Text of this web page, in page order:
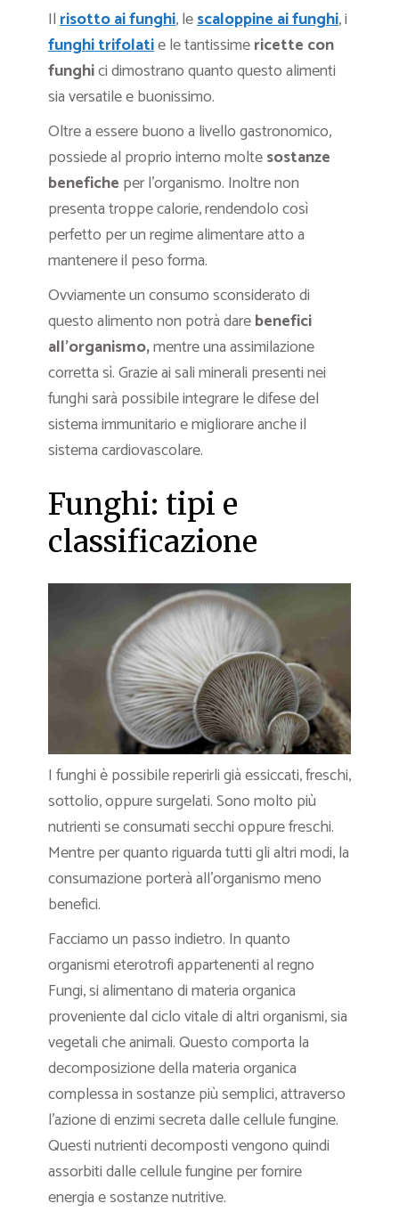
Ilrisotto ai funghi, lescaloppine ai funghi, i
funghi trifolatie le tantissimericette con
funghici dimostrano quanto questo alimenti
sia versatile e buonissimo.
Oltre a essere buono a livello gastronomico,
possiede al proprio interno moltesostanze
benefiche per l’organismo. Inoltre non
presenta troppe calorie, rendendolo così
perfetto per un regime alimentare atto a
mantenere il peso forma.
Ovviamente un consumo sconsiderato di
questo alimento non potrà darebenefici
all’organismo,mentre una assimilazione
corretta sì. Grazie ai sali minerali presenti nei
funghi sarà possibile integrare le difese del
sistema immunitario e migliorare anche il
sistema cardiovascolare.
Funghi: tipi e
classificazione
I funghi è possibile reperirli già essiccati, freschi,
sottolio, oppure surgelati. Sono molto più
nutrienti se consumati secchi oppure freschi.
Mentre per quanto riguarda tutti gli altri modi, la
consumazione porterà all’organismo meno
benefici.
Facciamo un passo indietro. In quanto
organismi eterotrofi appartenenti al regno
Fungi, si alimentano di materia organica
proveniente dal ciclo vitale di altri organismi, sia
vegetali che animali. Questo comporta la
decomposizione della materia organica
complessa in sostanze più semplici, attraverso
l’azione di enzimi secreta dalle cellule fungine.
Questi nutrienti decomposti vengono quindi
assorbiti dalle cellule fungine per fornire
energia e sostanze nutritive.